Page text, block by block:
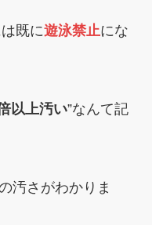
既に遊泳禁止にな
以上汚い”なんて記
汚さがわかりま